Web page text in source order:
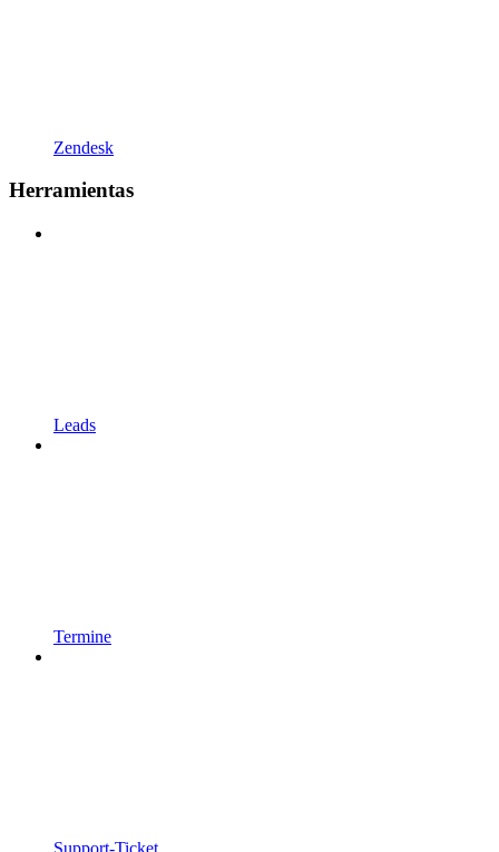
Zendesk
Herramientas
Leads
Termine
Support-Ticket